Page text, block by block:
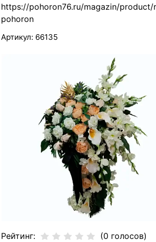
https://pohoron76.ru/magazin/
pohoron
Артикул: 66135
Рейтинг: (0 голосов)